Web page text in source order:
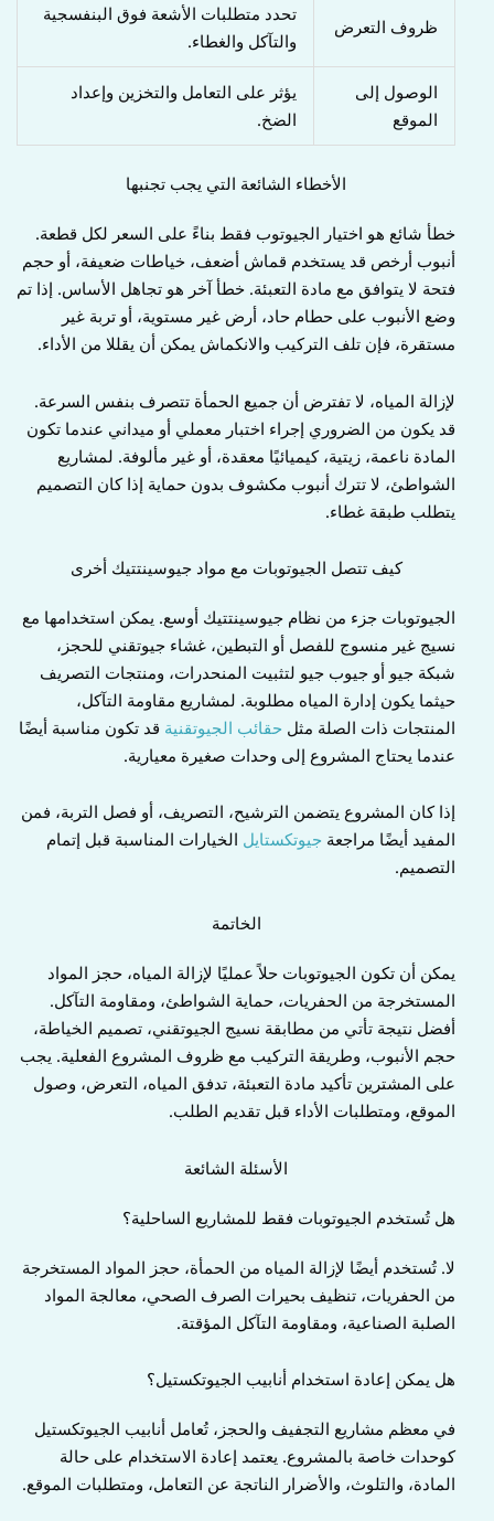
ظروف التعرض
تحدد متطلبات الأشعة فوق البنفسجية
والتآكل والغطاء.
الوصول إلى
الموقع
يؤثر على التعامل والتخزين وإعداد
الضخ.
الأخطاء الشائعة التي يجب تجنبها
خطأ شائع هو اختيار الجيوتوب فقط بناءً على السعر لكل قطعة.
أنبوب أرخص قد يستخدم قماش أضعف، خياطات ضعيفة، أو حجم
فتحة لا يتوافق مع مادة التعبئة. خطأ آخر هو تجاهل الأساس. إذا تم
وضع الأنبوب على حطام حاد، أرض غير مستوية، أو تربة غير
مستقرة، فإن تلف التركيب والانكماش يمكن أن يقللا من الأداء.
لإزالة المياه، لا تفترض أن جميع الحمأة تتصرف بنفس السرعة.
قد يكون من الضروري إجراء اختبار معملي أو ميداني عندما تكون
المادة ناعمة، زيتية، كيميائيًا معقدة، أو غير مألوفة. لمشاريع
الشواطئ، لا تترك أنبوب مكشوف بدون حماية إذا كان التصميم
يتطلب طبقة غطاء.
كيف تتصل الجيوتوبات مع مواد جيوسينتتيك أخرى
الجيوتوبات جزء من نظام جيوسينتتيك أوسع. يمكن استخدامها مع
نسيج غير منسوج للفصل أو التبطين، غشاء جيوتقني للحجز،
شبكة جيو أو جيوب جيو لتثبيت المنحدرات، ومنتجات التصريف
حيثما يكون إدارة المياه مطلوبة. لمشاريع مقاومة التآكل،
المنتجات ذات الصلة مثل حقائب الجيوتقنية قد تكون مناسبة أيضًا
عندما يحتاج المشروع إلى وحدات صغيرة معيارية.
إذا كان المشروع يتضمن الترشيح، التصريف، أو فصل التربة، فمن
المفيد أيضًا مراجعة جيوتكستايل الخيارات المناسبة قبل إتمام
التصميم.
الخاتمة
يمكن أن تكون الجيوتوبات حلاً عمليًا لإزالة المياه، حجز المواد
المستخرجة من الحفريات، حماية الشواطئ، ومقاومة التآكل.
أفضل نتيجة تأتي من مطابقة نسيج الجيوتقني، تصميم الخياطة،
حجم الأنبوب، وطريقة التركيب مع ظروف المشروع الفعلية. يجب
على المشترين تأكيد مادة التعبئة، تدفق المياه، التعرض، وصول
الموقع، ومتطلبات الأداء قبل تقديم الطلب.
الأسئلة الشائعة
هل تُستخدم الجيوتوبات فقط للمشاريع الساحلية؟
لا. تُستخدم أيضًا لإزالة المياه من الحمأة، حجز المواد المستخرجة
من الحفريات، تنظيف بحيرات الصرف الصحي، معالجة المواد
الصلبة الصناعية، ومقاومة التآكل المؤقتة.
هل يمكن إعادة استخدام أنابيب الجيوتكستيل؟
في معظم مشاريع التجفيف والحجز، تُعامل أنابيب الجيوتكستيل
كوحدات خاصة بالمشروع. يعتمد إعادة الاستخدام على حالة
المادة، والتلوث، والأضرار الناتجة عن التعامل، ومتطلبات الموقع.